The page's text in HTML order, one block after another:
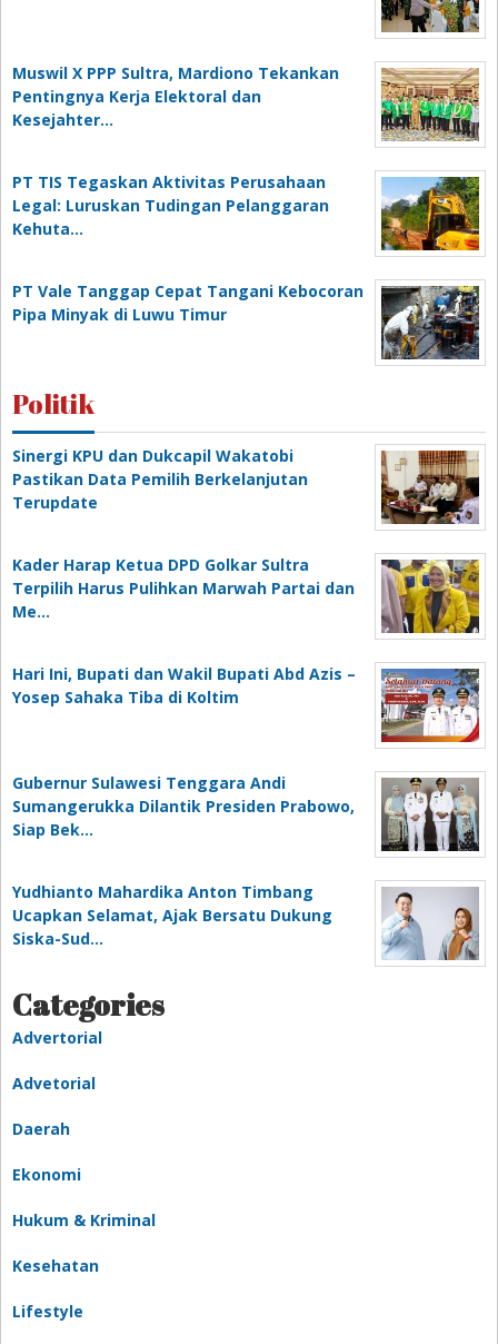
Muswil X PPP Sultra, Mardiono Tekankan
Pentingnya Kerja Elektoral dan
Kesejahter…
PT TIS Tegaskan Aktivitas Perusahaan
Legal: Luruskan Tudingan Pelanggaran
Kehuta…
PT Vale Tanggap Cepat Tangani Kebocoran
Pipa Minyak di Luwu Timur
Politik
Sinergi KPU dan Dukcapil Wakatobi
Pastikan Data Pemilih Berkelanjutan
Terupdate
Kader Harap Ketua DPD Golkar Sultra
Terpilih Harus Pulihkan Marwah Partai dan
Me…
Hari Ini, Bupati dan Wakil Bupati Abd Azis –
Yosep Sahaka Tiba di Koltim
Gubernur Sulawesi Tenggara Andi
Sumangerukka Dilantik Presiden Prabowo,
Siap Bek…
Yudhianto Mahardika Anton Timbang
Ucapkan Selamat, Ajak Bersatu Dukung
Siska-Sud…
Categories
Advertorial
Advetorial
Daerah
Ekonomi
Hukum & Kriminal
Kesehatan
Lifestyle